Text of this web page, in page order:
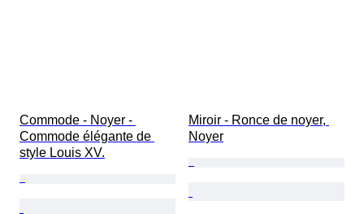
Commode - Noyer -
Commode élégante de
style Louis XV.
Miroir - Ronce de noyer,
Noyer